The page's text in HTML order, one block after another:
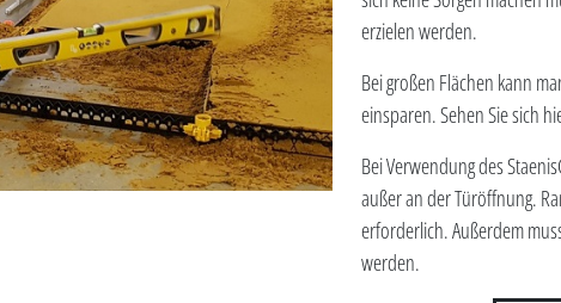
erzielen werden.
Bei großen Flächen kann
einsparen. Sehen Sie sich
Bei Verwendung des
außer an der Türöffnung.
erforderlich. Außerdem
werden.